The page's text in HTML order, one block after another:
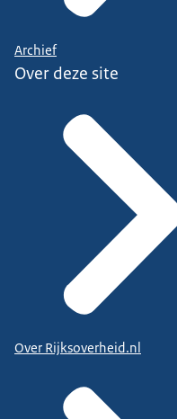
Archief
Over deze site
Over Rijksoverheid.nl